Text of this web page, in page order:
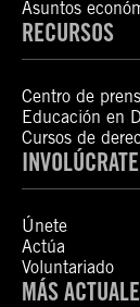
Asuntos
RECURSOS
Centro de
Educación en
Cursos de
INVOLÚCRATE
Únete
Actúa
Voluntariado
MÁS